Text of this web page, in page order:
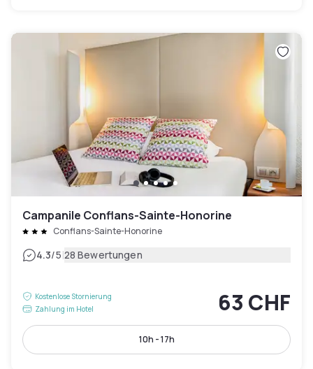
Campanile Conflans-Sainte-Honorine
Conflans-Sainte-Honorine
4.3/5|28 Bewertungen
Kostenlose Stornierung
Zahlung im Hotel
63 CHF
10h - 17h